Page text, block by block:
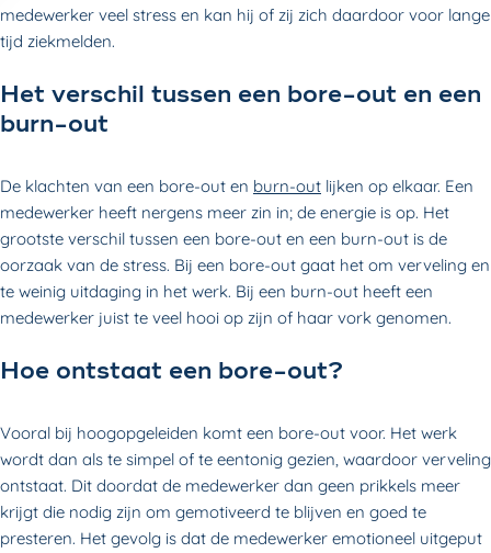
medewerker veel stress en kan hij of zij zich daardoor voor lange
tijd ziekmelden.
Het verschil tussen een bore-out en een
burn-out
De klachten van een bore-out en burn-out lijken op elkaar. Een
medewerker heeft nergens meer zin in; de energie is op. Het
grootste verschil tussen een bore-out en een burn-out is de
oorzaak van de stress. Bij een bore-out gaat het om verveling en
te weinig uitdaging in het werk. Bij een burn-out heeft een
medewerker juist te veel hooi op zijn of haar vork genomen.
Hoe ontstaat een bore-out?
Vooral bij hoogopgeleiden komt een bore-out voor. Het werk
wordt dan als te simpel of te eentonig gezien, waardoor verveling
ontstaat. Dit doordat de medewerker dan geen prikkels meer
krijgt die nodig zijn om gemotiveerd te blijven en goed te
presteren. Het gevolg is dat de medewerker emotioneel uitgeput